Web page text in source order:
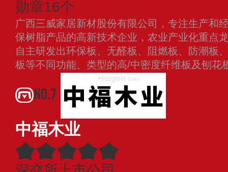
勋章16个
广西三威家居新材股份有限公司，专注生产和
保树脂产品的高新技术企业，农业产业化重点
自主研发出环保板、无醛板、阻燃板、防潮板
板等不同功能、类型的高/中密度纤维板及刨花
NO.7
中福木业